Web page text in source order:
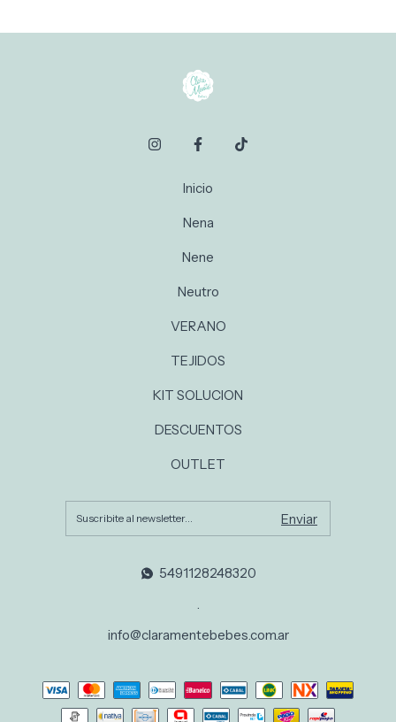
Inicio
Nena
Nene
Neutro
VERANO
TEJIDOS
KIT SOLUCION
DESCUENTOS
OUTLET
5491128248320
.
info@claramentebebes.com.ar